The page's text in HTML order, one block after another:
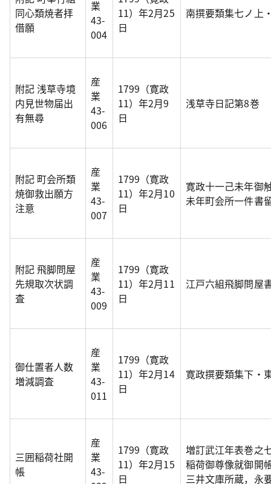
同心類焼者拝
借願
業
43-
004
11）年2月25
日
南撰要類集七ノ上
附記 浅草寺境
内見世物届出
有無尋
産
業
43-
006
1799（寛政
11）年2月9
日
浅草寺日記第8巻
附記 町会所類
焼御救出願方
注意
産
業
43-
007
1799（寛政
11）年2月10
日
寛政十一己未年御
未年町会所一件書
附記 飛脚問屋
先規取次状調
査
産
業
43-
009
1799（寛政
11）年2月11
日
江戸六組飛脚問屋
御仕置者人数
増減調査
産
業
43-
011
1799（寛政
11）年2月14
日
寛政撰要類集下・
三囲稲荷社開
帳
産
業
43-
1799（寛政
11）年2月15
日
増訂武江年表巻之
稲荷御尊像就御開
三井文庫所蔵，永